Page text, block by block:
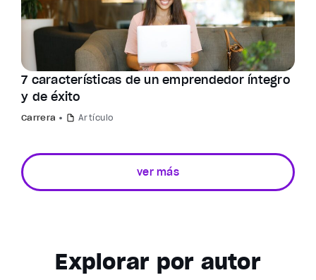
7 características de un emprendedor íntegro
y de éxito
Carrera Artículo
ver más
Explorar por autor